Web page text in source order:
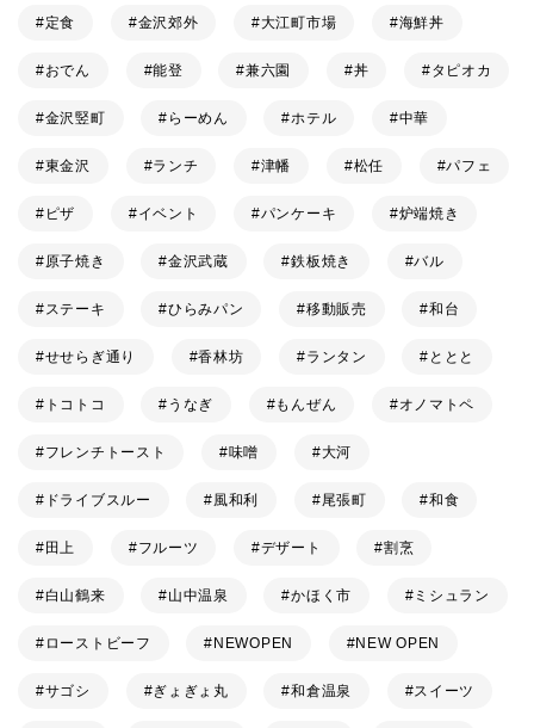
定食 金沢郊外 大江町市場 海鮮丼
おでん 能登 兼六園 丼 タピオカ
金沢竪町 らーめん ホテル 中華
東金沢 ランチ 津幡 松任 パフェ
ピザ イベント パンケーキ 炉端焼き
原子焼き 金沢武蔵 鉄板焼き バル
ステーキ ひらみパン 移動販売 和台
せせらぎ通り 香林坊 ランタン ととと
トコトコ うなぎ もんぜん オノマトペ
フレンチトースト 味噌 大河
ドライブスルー 風和利 尾張町 和食
田上 フルーツ デザート 割烹
白山鶴来 山中温泉 かほく市 ミシュラン
ローストビーフ NEWOPEN NEW OPEN
サゴシ ぎょぎょ丸 和倉温泉 スイーツ